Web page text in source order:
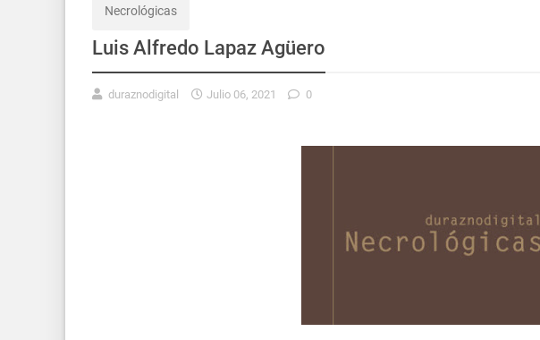
Necrológicas
Luis Alfredo Lapaz Agüero
duraznodigital Julio 06, 2021 0